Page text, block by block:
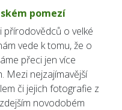
pomezí
přírodovědců o velké
vede k tomu, že o
přeci jen více
Mezi nejzajímavější
či jejich fotografie z
novodobém